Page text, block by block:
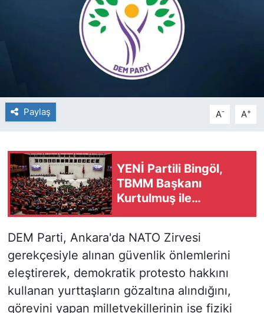
Paylaş A- A+
YENİ Partili Bingöl,
TBMM Başkanı
Kurtulmuş ile
DEM Parti, Ankara'da NATO Zirvesi
gerekçesiyle alınan güvenlik önlemlerini
eleştirerek, demokratik protesto hakkını
kullanan yurttaşların gözaltına alındığını,
görevini yapan milletvekillerinin ise fiziki